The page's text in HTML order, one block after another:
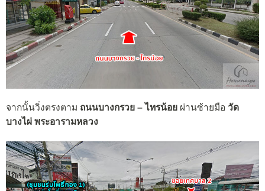
จากนั้นวิ่งตรงตาม ถนนบางกรวย – ไทรน้อย ผ่านซ้ายมือ วัด
บางไผ่ พระอารามหลวง